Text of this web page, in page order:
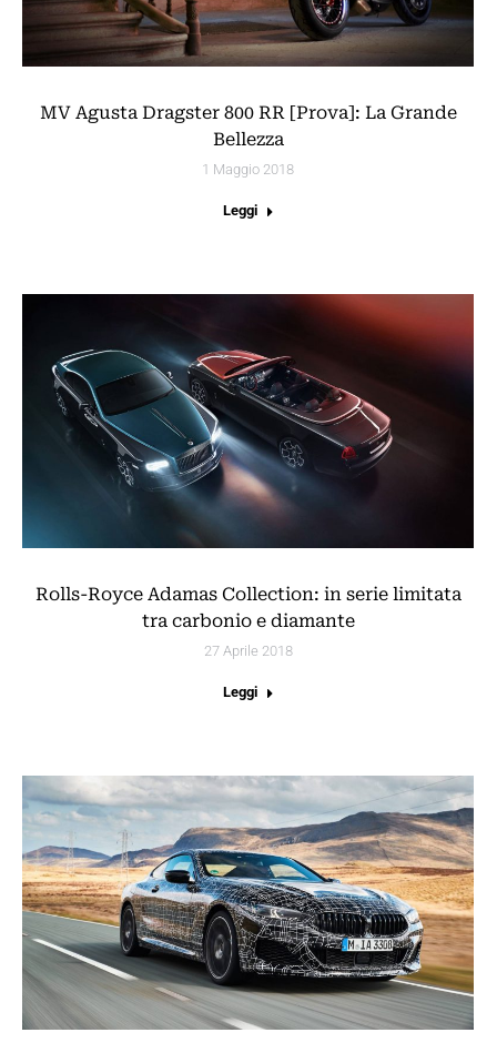
MV Agusta Dragster 800 RR [Prova]: La Grande
Bellezza
1 Maggio 2018
Leggi
Rolls-Royce Adamas Collection: in serie limitata
tra carbonio e diamante
27 Aprile 2018
Leggi